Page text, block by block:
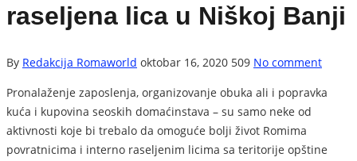
raseljena lica u Niškoj Banji
By Redakcija Romaworld oktobar 16, 2020 509 No comment
Pronalaženje zaposlenja, organizovanje obuka ali i popravka
kuća i kupovina seoskih domaćinstava – su samo neke od
aktivnosti koje bi trebalo da omoguće bolji život Romima
povratnicima i interno raseljenim licima sa teritorije opštine